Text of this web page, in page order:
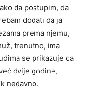
da postupim, da
dodati da ja
prema njemu,
trenutno, ima
se prikazuje da
dvije godine,
nedavno.